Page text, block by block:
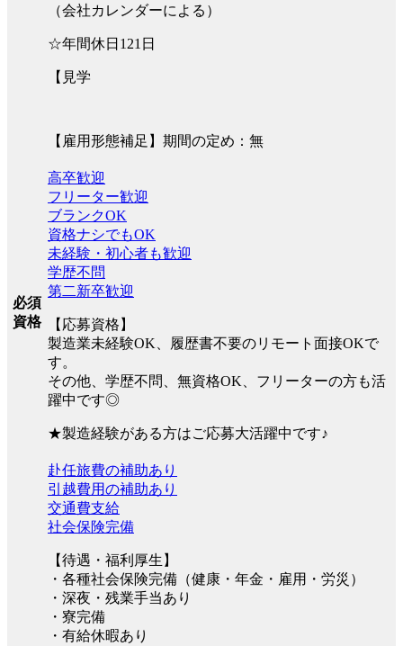
（会社カレンダーによる）
☆年間休日121日
【見学
【雇用形態補足】期間の定め：無
必須
資格
高卒歓迎
フリーター歓迎
ブランクOK
資格ナシでもOK
未経験・初心者も歓迎
学歴不問
第二新卒歓迎
【応募資格】
製造業未経験OK、履歴書不要のリモート面接OKで
す。
その他、学歴不問、無資格OK、フリーターの方も活
躍中です◎
★製造経験がある方はご応募大活躍中です♪
赴任旅費の補助あり
引越費用の補助あり
交通費支給
社会保険完備
【待遇・福利厚生】
・各種社会保険完備（健康・年金・雇用・労災）
・深夜・残業手当あり
・寮完備
・有給休暇あり